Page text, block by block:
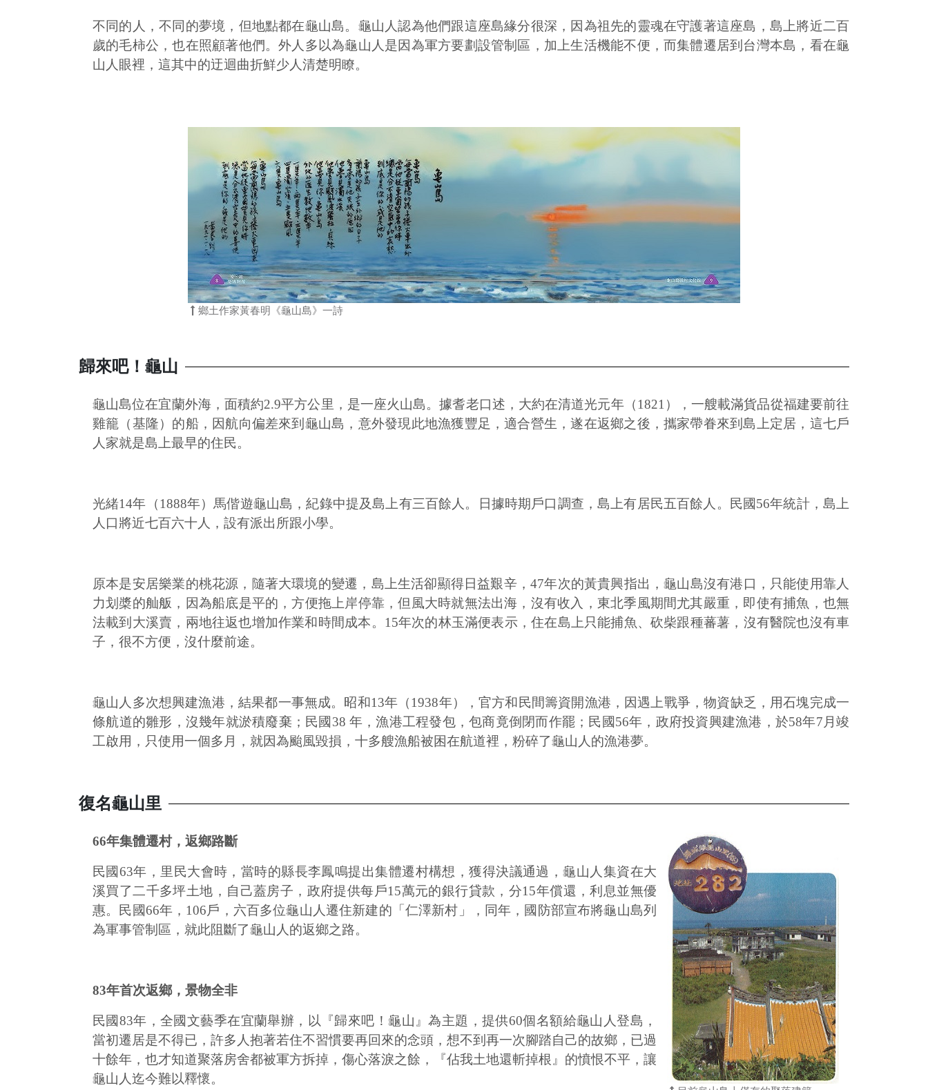
不同的人，不同的夢境，但地點都在龜山島。龜山人認為他們跟這座島緣分很深，因為祖先的靈魂在守護著這座島，島上將近二百
歲的毛柿公，也在照顧著他們。外人多以為龜山人是因為軍方要劃設管制區，加上生活機能不便，而集體遷居到台灣本島，看在龜
山人眼裡，這其中的迂迴曲折鮮少人清楚明瞭。
鄉土作家黃春明《龜山島》一詩
歸來吧！龜山
龜山島位在宜蘭外海，面積約2.9平方公里，是一座火山島。據耆老口述，大約在清道光元年（1821），一艘載滿貨品從福建要前往
雞籠（基隆）的船，因航向偏差來到龜山島，意外發現此地漁獲豐足，適合營生，遂在返鄉之後，攜家帶眷來到島上定居，這七戶
人家就是島上最早的住民。
光緒14年（1888年）馬偕遊龜山島，紀錄中提及島上有三百餘人。日據時期戶口調查，島上有居民五百餘人。民國56年統計，島上
人口將近七百六十人，設有派出所跟小學。
原本是安居樂業的桃花源，隨著大環境的變遷，島上生活卻顯得日益艱辛，47年次的黃貴興指出，龜山島沒有港口，只能使用靠人
力划槳的舢舨，因為船底是平的，方便拖上岸停靠，但風大時就無法出海，沒有收入，東北季風期間尤其嚴重，即使有捕魚，也無
法載到大溪賣，兩地往返也增加作業和時間成本。15年次的林玉滿便表示，住在島上只能捕魚、砍柴跟種蕃薯，沒有醫院也沒有車
子，很不方便，沒什麼前途。
龜山人多次想興建漁港，結果都一事無成。昭和13年（1938年），官方和民間籌資開漁港，因遇上戰爭，物資缺乏，用石塊完成一
條航道的雛形，沒幾年就淤積廢棄；民國38 年，漁港工程發包，包商竟倒閉而作罷；民國56年，政府投資興建漁港，於58年7月竣
工啟用，只使用一個多月，就因為颱風毀損，十多艘漁船被困在航道裡，粉碎了龜山人的漁港夢。
復名龜山里
66年集體遷村，返鄉路斷
民國63年，里民大會時，當時的縣長李鳳鳴提出集體遷村構想，獲得決議通過，龜山人集資在大
溪買了二千多坪土地，自己蓋房子，政府提供每戶15萬元的銀行貸款，分15年償還，利息並無優
惠。民國66年，106戶，六百多位龜山人遷住新建的「仁澤新村」，同年，國防部宣布將龜山島列
為軍事管制區，就此阻斷了龜山人的返鄉之路。
83年首次返鄉，景物全非
民國83年，全國文藝季在宜蘭舉辦，以『歸來吧！龜山』為主題，提供60個名額給龜山人登島，
當初遷居是不得已，許多人抱著若住不習慣要再回來的念頭，想不到再一次腳踏自己的故鄉，已過
十餘年，也才知道聚落房舍都被軍方拆掉，傷心落淚之餘，『佔我土地還斬掉根』的憤恨不平，讓
龜山人迄今難以釋懷。